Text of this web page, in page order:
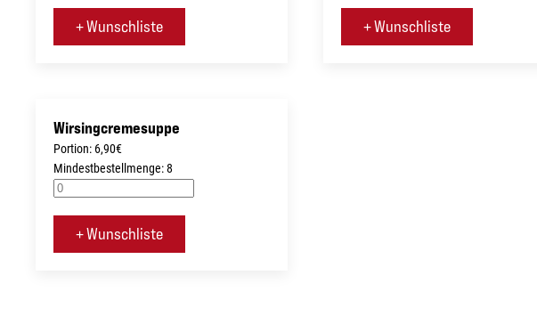
+ Wunschliste + Wunschliste
Wirsingcremesuppe
Portion: 6,90€
Mindestbestellmenge: 8
+ Wunschliste